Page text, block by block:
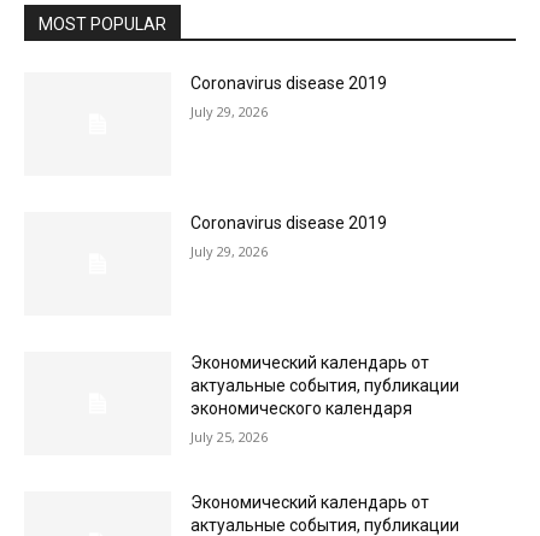
MOST POPULAR
Coronavirus disease 2019
July 29, 2026
Coronavirus disease 2019
July 29, 2026
Экономический календарь от
актуальные события, публикации
экономического календаря
July 25, 2026
Экономический календарь от
актуальные события, публикации